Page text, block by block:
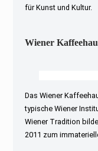
für Kunst und Kultur.
Wiener
Das Wiener
typische Wiener
Wiener Tradition
2011 zum